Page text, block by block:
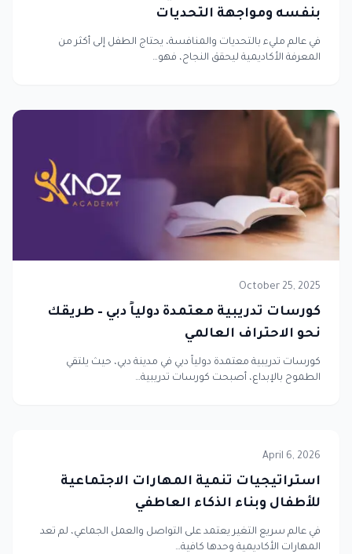
بنفسه ومواجهة التحديات
في عالم مليء بالتحديات والمنافسة، يحتاج الطفل إلى أكثر من
المعرفة الأكاديمية ليحقق النجاح، فهو…
October 25, 2025
كورسات تدريبية معتمدة دولياً دبي – طريقك
نحو الاحتراف العالمي
كورسات تدريبية معتمدة دولياً دبي في مدينة دبي، حيث يلتقي
الطموح بالإبداع، أصبحت كورسات تدريبية…
April 6, 2026
استراتيجيات تنمية المهارات الاجتماعية
للأطفال وبناء الذكاء العاطفي
في عالم سريع التغير يعتمد على التواصل والعمل الجماعي، لم تعد
المهارات الأكاديمية وحدها كافية…